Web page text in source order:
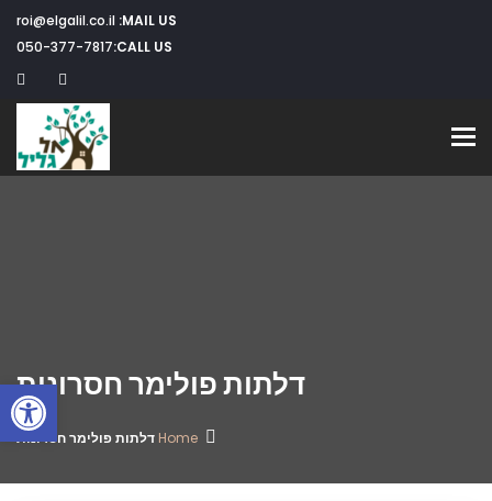
MAIL US:
CALL US:
050-377-7817
Toggle navigation
דלתות פולימר חסרונות
Home דלתות פולימר חסרונות